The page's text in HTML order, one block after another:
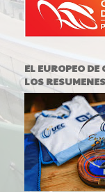
EL EUROPEO DE
LOS